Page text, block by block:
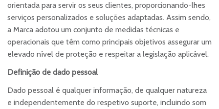
orientada para servir os seus clientes, proporcionando-lhes
serviços personalizados e soluções adaptadas. Assim sendo,
a Marca adotou um conjunto de medidas técnicas e
operacionais que têm como principais objetivos assegurar um
elevado nível de proteção e respeitar a legislação aplicável.
Definição de dado pessoal
Dado pessoal é qualquer informação, de qualquer natureza
e independentemente do respetivo suporte, incluindo som